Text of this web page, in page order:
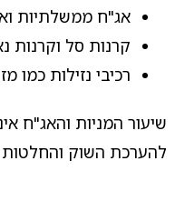
אג"ח ממשלתיות
קרנות סל וקרנות
רכיבי נזילות כמו
שיעור המניות והאג"ח
להערכת השוק